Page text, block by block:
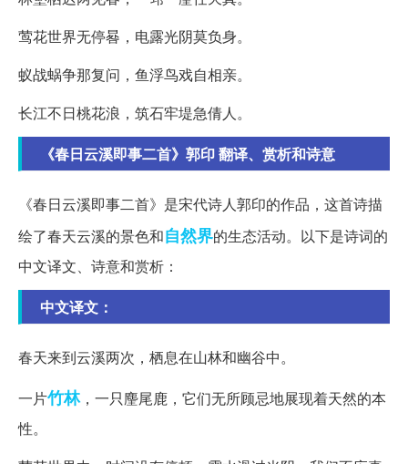
莺花世界无停晷，电露光阴莫负身。
蚁战蜗争那复问，鱼浮鸟戏自相亲。
长江不日桃花浪，筑石牢堤急倩人。
《春日云溪即事二首》郭印 翻译、赏析和诗意
《春日云溪即事二首》是宋代诗人郭印的作品，这首诗描
绘了春天云溪的景色和自然界的生态活动。以下是诗词的
中文译文、诗意和赏析：
中文译文：
春天来到云溪两次，栖息在山林和幽谷中。
一片竹林，一只麈尾鹿，它们无所顾忌地展现着天然的本
性。